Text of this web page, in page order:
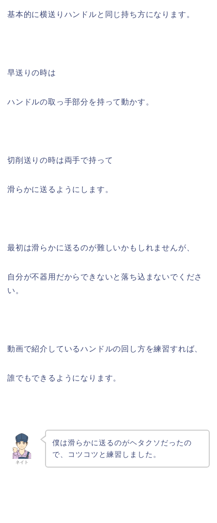
基本的に横送りハンドルと同じ持ち方になります。
早送りの時は
ハンドルの取っ手部分を持って動かす。
切削送りの時は両手で持って
滑らかに送るようにします。
最初は滑らかに送るのが難しいかもしれませんが、
自分が不器用だからできないと落ち込まないでくださ
い。
動画で紹介しているハンドルの回し方を練習すれば、
誰でもできるようになります。
ネイト
僕は滑らかに送るのがヘタクソだったの
で、コツコツと練習しました。